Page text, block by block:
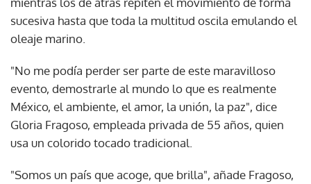
sucesiva hasta que toda la multitud oscila emulando el
oleaje marino.
"No me podía perder ser parte de este maravilloso
evento, demostrarle al mundo lo que es realmente
México, el ambiente, el amor, la unión, la paz", dice
Gloria Fragoso, empleada privada de 55 años, quien
usa un colorido tocado tradicional.
"Somos un país que acoge, que brilla", añade Fragoso,